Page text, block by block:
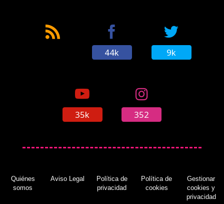
44k 9k
35k 352
Quiénes
somos
Aviso Legal
Política de
privacidad
Política de
cookies
Gestionar
cookies y
privacidad